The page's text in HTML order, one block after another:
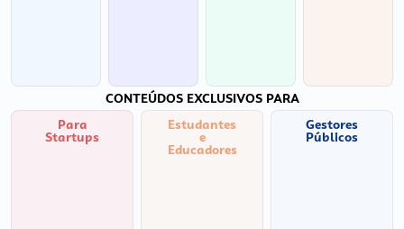
CONTEÚDOS EXCLUSIVOS PARA
Para
Startups
Estudantes
e
Educadores
Gestores
Públicos